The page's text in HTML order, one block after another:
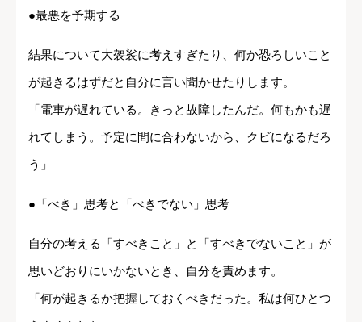
●最悪を予期する
結果について大袈裟に考えすぎたり、何か恐ろしいこと
が起きるはずだと自分に言い聞かせたりします。
「電車が遅れている。きっと故障したんだ。何もかも遅
れてしまう。予定に間に合わないから、クビになるだろ
う」
●「べき」思考と「べきでない」思考
自分の考える「すべきこと」と「すべきでないこと」が
思いどおりにいかないとき、自分を責めます。
「何が起きるか把握しておくべきだった。私は何ひとつ